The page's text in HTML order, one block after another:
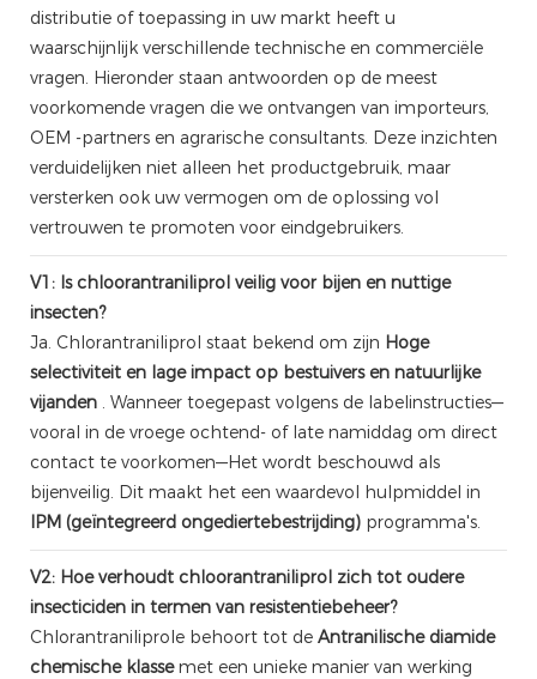
distributie of toepassing in uw markt heeft u
waarschijnlijk verschillende technische en commerciële
vragen. Hieronder staan ​​antwoorden op de meest
voorkomende vragen die we ontvangen van importeurs,
OEM -partners en agrarische consultants. Deze inzichten
verduidelijken niet alleen het productgebruik, maar
versterken ook uw vermogen om de oplossing vol
vertrouwen te promoten voor eindgebruikers.
V1: Is chloorantraniliprol veilig voor bijen en nuttige
insecten?
Ja. Chlorantraniliprol staat bekend om zijn Hoge
selectiviteit en lage impact op bestuivers en natuurlijke
vijanden . Wanneer toegepast volgens de labelinstructies—
vooral in de vroege ochtend- of late namiddag om direct
contact te voorkomen—Het wordt beschouwd als
bijenveilig. Dit maakt het een waardevol hulpmiddel in
IPM (geïntegreerd ongediertebestrijding) programma's.
V2: Hoe verhoudt chloorantraniliprol zich tot oudere
insecticiden in termen van resistentiebeheer?
Chlorantraniliprole behoort tot de Antranilische diamide
chemische klassemet een unieke manier van werking